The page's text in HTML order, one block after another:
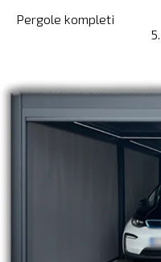
Pergole kompleti